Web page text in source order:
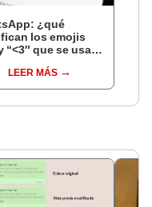
¿qué
los emojis
“<3″ que se usan
LEER MÁS